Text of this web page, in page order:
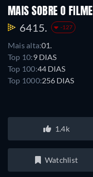
MAIS SOBRE O FILME
6415. -127
Mais alta:01.
Top 10:9 DIAS
Top 100:44 DIAS
Top 1000:256 DIAS
1.4k
Watchlist